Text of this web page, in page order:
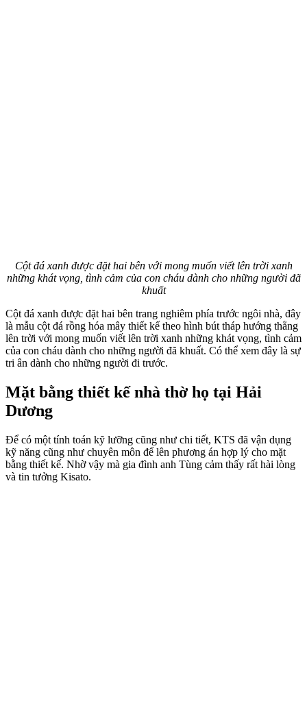
Cột đá xanh được đặt hai bên với mong muốn viết lên trời xanh
những khát vọng, tình cảm của con cháu dành cho những người đã
khuất
Cột đá xanh được đặt hai bên trang nghiêm phía trước ngôi nhà, đây
là mẫu cột đá rồng hóa mây thiết kế theo hình bút tháp hướng thẳng
lên trời với mong muốn viết lên trời xanh những khát vọng, tình cảm
của con cháu dành cho những người đã khuất. Có thể xem đây là sự
tri ân dành cho những người đi trước.
Mặt bằng thiết kế nhà thờ họ tại Hải
Dương
Để có một tính toán kỹ lưỡng cũng như chi tiết, KTS đã vận dụng
kỹ năng cũng như chuyên môn để lên phương án hợp lý cho mặt
bằng thiết kế. Nhờ vậy mà gia đình anh Tùng cảm thấy rất hài lòng
và tin tưởng Kisato.